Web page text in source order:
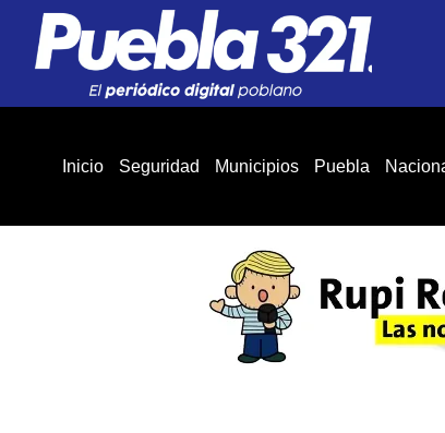
Inicio Seguridad Municipios Puebla